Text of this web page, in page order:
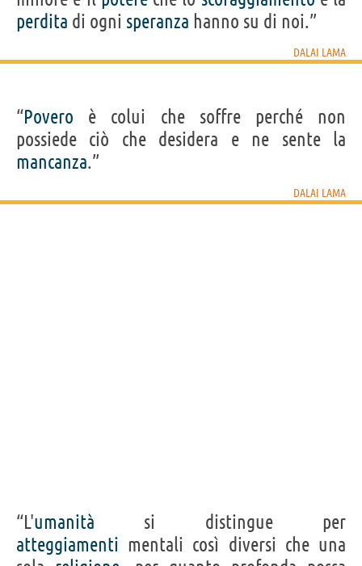
perdita di ogni speranza hanno su di noi.”
DALAI LAMA
“Povero è colui che soffre perché non
possiede ciò che desidera e ne sente la
mancanza.”
DALAI LAMA
“L'umanità si distingue per
atteggiamenti mentali così diversi che una